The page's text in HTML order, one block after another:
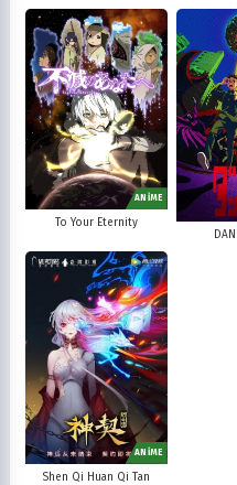
ANİME
To Your Eternity
ANİME
Shen Qi Huan Qi Tan